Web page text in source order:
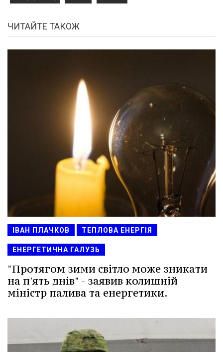
ЧИТАЙТЕ ТАКОЖ
ІВАН ПЛАЧКОВ ТЕПЛОВА ЕНЕРГІЯ
ЕНЕРГЕТИЧНА ГАЛУЗЬ
"Протягом зими світло може зникати
на п'ять днів" - заявив колишній
міністр палива та енергетики.